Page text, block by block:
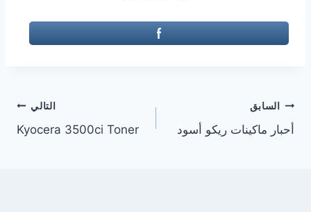
تصفّح
المقالات
السابق
أحبار ماكينات ريكو أسود
التالي
Kyocera 3500ci Toner